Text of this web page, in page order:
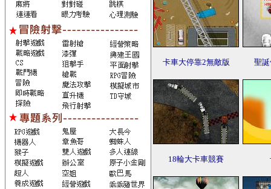
卡車大停靠2無敵版 聖
18輪大卡車競賽